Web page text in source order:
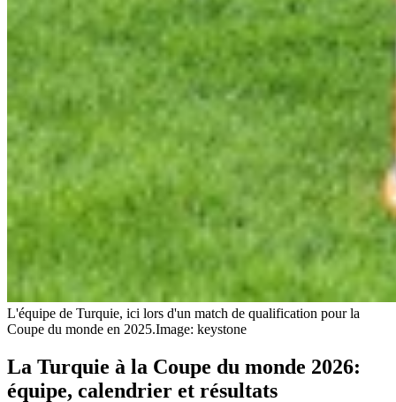
L'équipe de Turquie, ici lors d'un match de qualification pour la
Coupe du monde en 2025.Image: keystone
La Turquie à la Coupe du monde 2026:
équipe, calendrier et résultats